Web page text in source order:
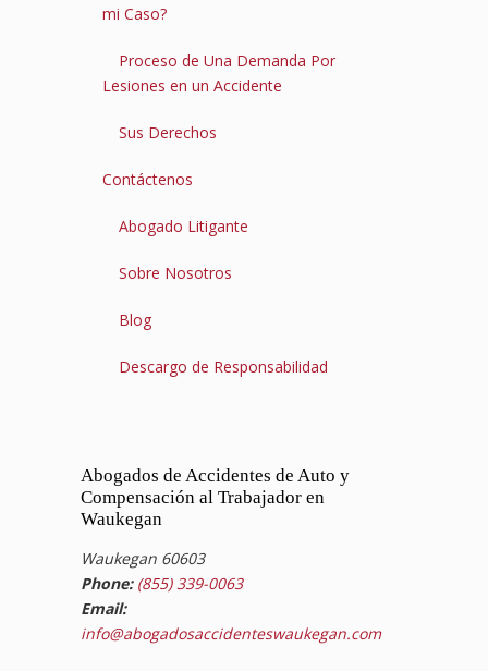
mi Caso?
Proceso de Una Demanda Por
Lesiones en un Accidente
Sus Derechos
Contáctenos
Abogado Litigante
Sobre Nosotros
Blog
Descargo de Responsabilidad
Abogados de Accidentes de Auto y
Compensación al Trabajador en
Waukegan
Waukegan 60603
Phone: (855) 339-0063
Email:
info@abogadosaccidenteswaukegan.com